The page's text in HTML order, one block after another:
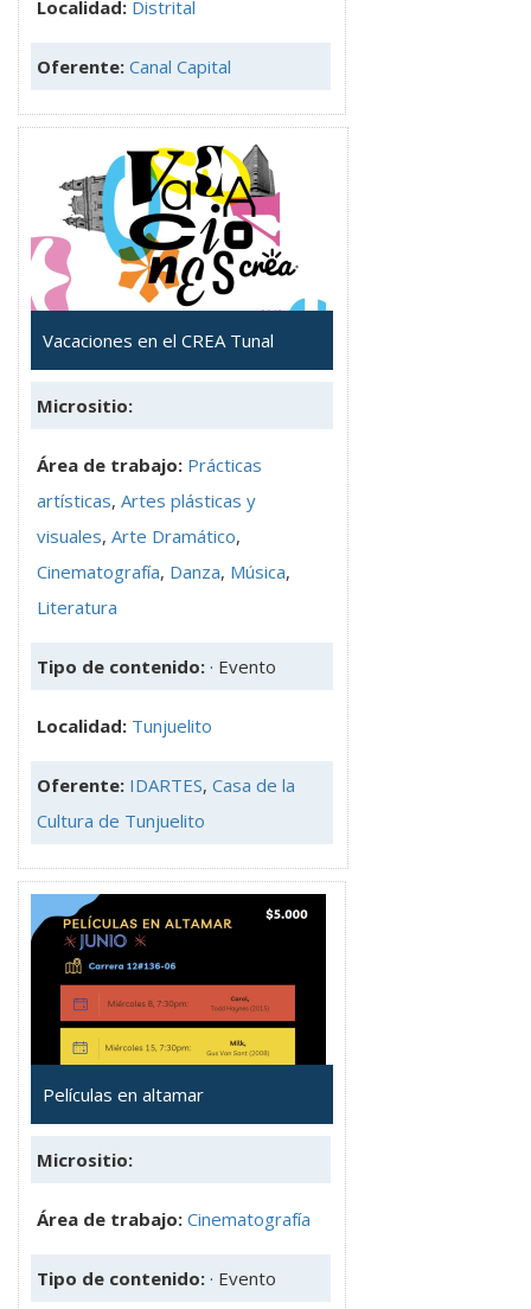
Localidad: Distrital
Oferente: Canal Capital
Vacaciones en el CREA Tunal
Micrositio:
Área de trabajo: Prácticas
artísticas, Artes plásticas y
visuales, Arte Dramático,
Cinematografía, Danza, Música,
Literatura
Tipo de contenido: · Evento
Localidad: Tunjuelito
Oferente: IDARTES, Casa de la
Cultura de Tunjuelito
Películas en altamar
Micrositio:
Área de trabajo: Cinematografía
Tipo de contenido: · Evento